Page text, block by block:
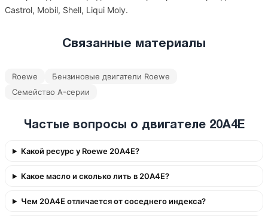
Castrol, Mobil, Shell, Liqui Moly.
Связанные материалы
Roewe
Бензиновые двигатели Roewe
Семейство A-серии
Частые вопросы о двигателе 20A4E
Какой ресурс у Roewe 20A4E?
Какое масло и сколько лить в 20A4E?
Чем 20A4E отличается от соседнего индекса?